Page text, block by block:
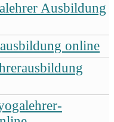
Ausbildung
online